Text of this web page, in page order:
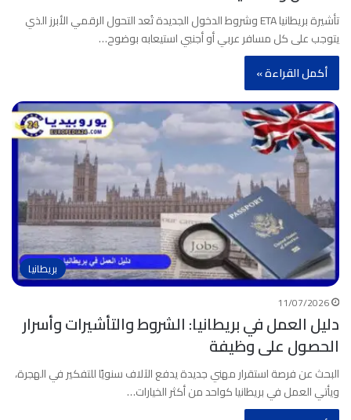
تأشيرة بريطانيا ETA وشروط الدخول الجديدة تُعد التحول الرقمي الأبرز الذي
يتوجب على كل مسافر عربي أو أجنبي استيعابه بوضوح…
أكمل القراءة »
بريطانيا
11/07/2026
دليل العمل في بريطانيا: الشروط والتأشيرات وأسرار
الحصول على وظيفة
البحث عن فرصة استقرار مهني جديدة يدفع الآلاف سنويًا للتفكير في الهجرة،
ويأتي العمل في بريطانيا كواحد من أكثر الخيارات…